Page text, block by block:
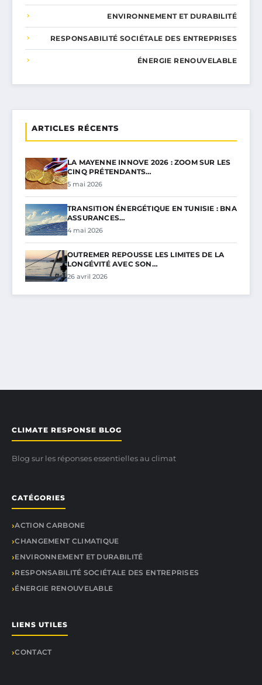
ENVIRONNEMENT ET DURABILITÉ
RESPONSABILITÉ SOCIÉTALE DES ENTREPRISES
ÉNERGIE RENOUVELABLE
ARTICLES RÉCENTS
LA MAYENNE INNOVE 2026 : ZOOM SUR LES
CINQ PRÉTENDANTS…
5 mai 2026
TRANSITION ÉNERGÉTIQUE EN TUNISIE : BNA
ASSURANCES…
4 mai 2026
OUTREMER REPOUSSE LES LIMITES DE LA
LONGÉVITÉ AVEC SON…
26 avril 2026
CLIMATE RESPONSE BLOG
Blog sur les réponses essentielles au climat
CATÉGORIES
ACTION CARBONE
CHANGEMENT CLIMATIQUE
ENVIRONNEMENT ET DURABILITÉ
RESPONSABILITÉ SOCIÉTALE DES ENTREPRISES
ÉNERGIE RENOUVELABLE
LIENS UTILES
CONTACT